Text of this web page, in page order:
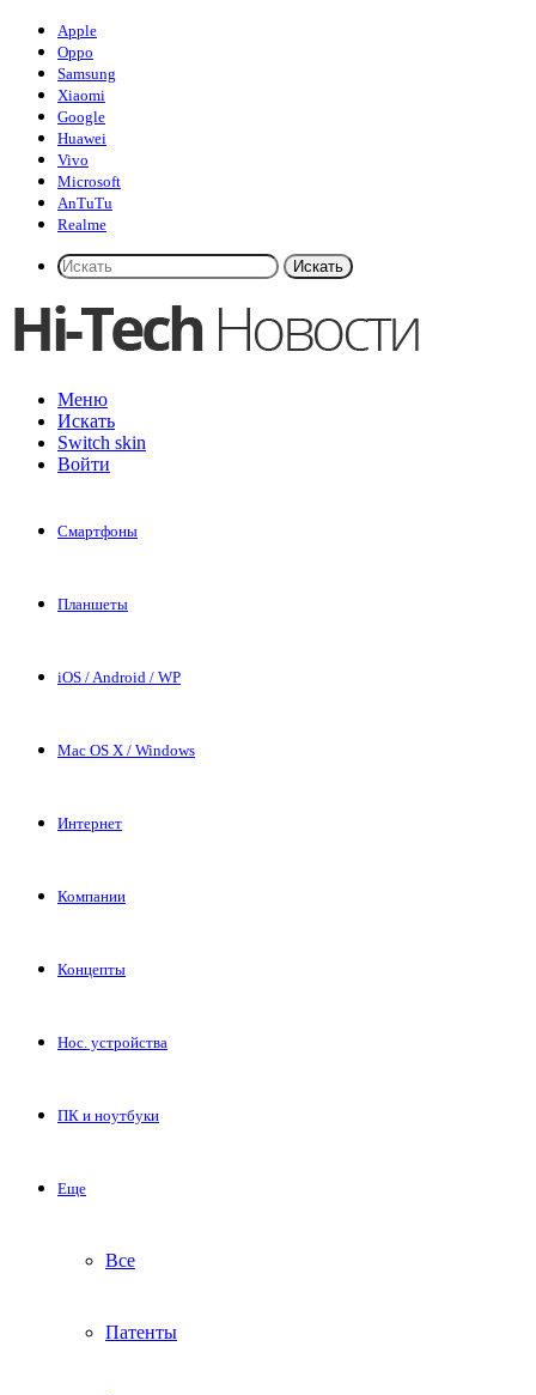
Apple
Oppo
Samsung
Xiaomi
Google
Huawei
Vivo
Microsoft
AnTuTu
Realme
Искать
Меню
Искать
Switch skin
Войти
Смартфоны
Планшеты
iOS / Android / WP
Mac OS X / Windows
Интернет
Компании
Концепты
Нос. устройства
ПК и ноутбуки
Еще
Все
Патенты